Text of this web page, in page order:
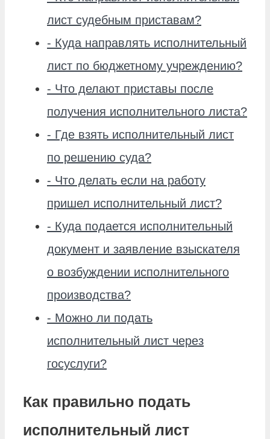
лист судебным приставам?
- Куда направлять исполнительный
лист по бюджетному учреждению?
- Что делают приставы после
получения исполнительного листа?
- Где взять исполнительный лист
по решению суда?
- Что делать если на работу
пришел исполнительный лист?
- Куда подается исполнительный
документ и заявление взыскателя
о возбуждении исполнительного
производства?
- Можно ли подать
исполнительный лист через
госуслуги?
Как правильно подать
исполнительный лист